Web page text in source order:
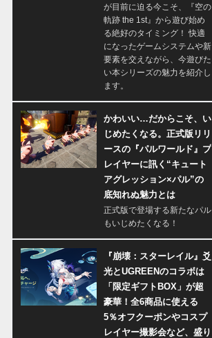
が目前に迫る今こそ、『空の
軌跡 the 1st』から遊び始め
る絶好のタイミング！ 快適
になったゲームシステムや新
要素を交えながら、今遊びた
い本シリーズの魅力を紹介し
ます。
かわいい…だからこそ、い
じめたくなる。正式版リリ
ースの『パルワールド』プ
レイヤーに訊く“キュート
アグレッション×パル”の
底知れぬ魅力とは
正式版で登場する新たなパル
もいじめたくなる！
『崩壊：スターレイル』爻
光とUGREENのコラボは
「限定ギフトBOX」が超
豪華！全6商品に使える
5％オフクーポンやコスプ
レイヤー撮影会など、盛り